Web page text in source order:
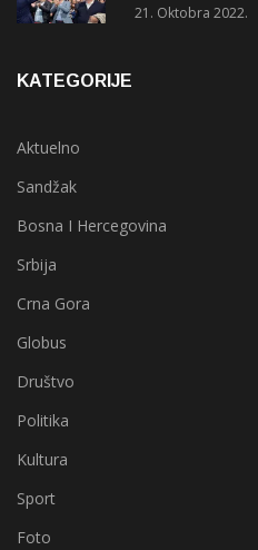
21. Oktobra 2022.
KATEGORIJE
Aktuelno
Sandžak
Bosna I Hercegovina
Srbija
Crna Gora
Globus
Društvo
Politika
Kultura
Sport
Foto